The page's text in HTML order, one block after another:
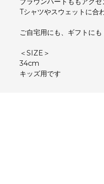
Tシャツやスウェットに合
ご自宅用にも、ギフトにも
＜SIZE＞
34cm
キッズ用です